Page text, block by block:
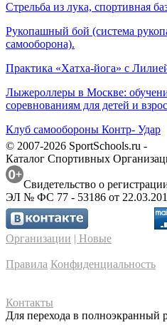
Стрельба из лука, спортивная
Рукопашный бой (система
самооборона).
Практика «Хатха-йога» с
Лыжероллеры в Москве:
соревнованиям для детей и
Клуб самообороны Контр- Удар
© 2007-2026 SportSchools.ru -
Каталог Спортивных
Свидетельство о
ЭЛ № ФС 77 - 53186 от
Организации | Новые
Правила Конфиденциальность
Контакты
Для перехода в полноэкранный